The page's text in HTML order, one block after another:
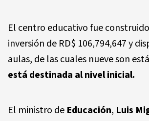
El centro educativo fue
inversión de RD$ 106,794,647 y
aulas, de las cuales nueve son
está destinada al nivel inicial.
El ministro de Educación, Luis